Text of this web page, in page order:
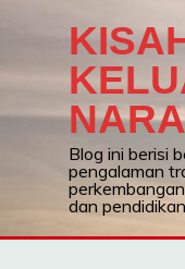
NARA
Blog ini berisi
pengalaman
dan pendidikan